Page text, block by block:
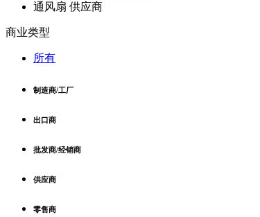
通风扇 供应商
商业类型
所有
制造商/工厂
出口商
批发商/经销商
供应商
零售商